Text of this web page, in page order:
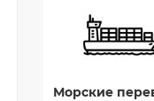
Морские